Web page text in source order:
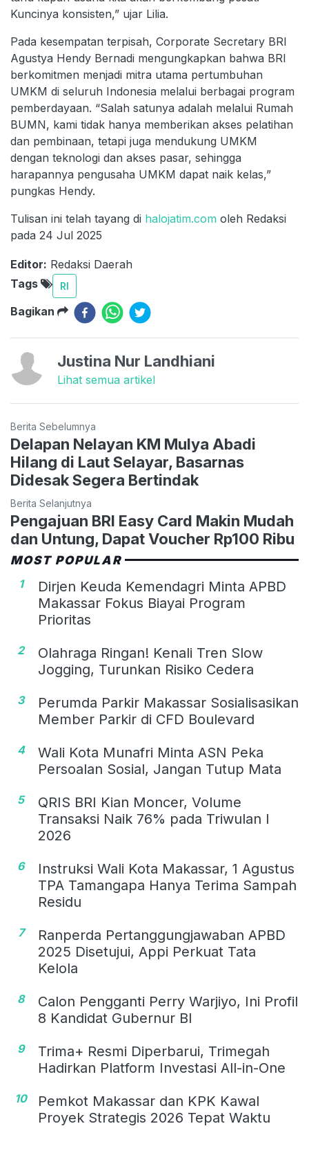
Kuncinya konsisten,” ujar Lilia.
Pada kesempatan terpisah, Corporate Secretary BRI
Agustya Hendy Bernadi mengungkapkan bahwa BRI
berkomitmen menjadi mitra utama pertumbuhan
UMKM di seluruh Indonesia melalui berbagai program
pemberdayaan. “Salah satunya adalah melalui Rumah
BUMN, kami tidak hanya memberikan akses pelatihan
dan pembinaan, tetapi juga mendukung UMKM
dengan teknologi dan akses pasar, sehingga
harapannya pengusaha UMKM dapat naik kelas,”
pungkas Hendy.
Tulisan ini telah tayang di halojatim.com oleh Redaksi
pada 24 Jul 2025
Editor: Redaksi Daerah
Tags
RI
Bagikan
Justina Nur Landhiani
Lihat semua artikel
Berita Sebelumnya
Delapan Nelayan KM Mulya Abadi
Hilang di Laut Selayar, Basarnas
Didesak Segera Bertindak
Berita Selanjutnya
Pengajuan BRI Easy Card Makin Mudah
dan Untung, Dapat Voucher Rp100 Ribu
MOST POPULAR
1
Dirjen Keuda Kemendagri Minta APBD
Makassar Fokus Biayai Program
Prioritas
2
Olahraga Ringan! Kenali Tren Slow
Jogging, Turunkan Risiko Cedera
3
Perumda Parkir Makassar Sosialisasikan
Member Parkir di CFD Boulevard
4
Wali Kota Munafri Minta ASN Peka
Persoalan Sosial, Jangan Tutup Mata
5
QRIS BRI Kian Moncer, Volume
Transaksi Naik 76% pada Triwulan I
2026
6
Instruksi Wali Kota Makassar, 1 Agustus
TPA Tamangapa Hanya Terima Sampah
Residu
7
Ranperda Pertanggungjawaban APBD
2025 Disetujui, Appi Perkuat Tata
Kelola
8
Calon Pengganti Perry Warjiyo, Ini Profil
8 Kandidat Gubernur BI
9
Trima+ Resmi Diperbarui, Trimegah
Hadirkan Platform Investasi All-in-One
10
Pemkot Makassar dan KPK Kawal
Proyek Strategis 2026 Tepat Waktu